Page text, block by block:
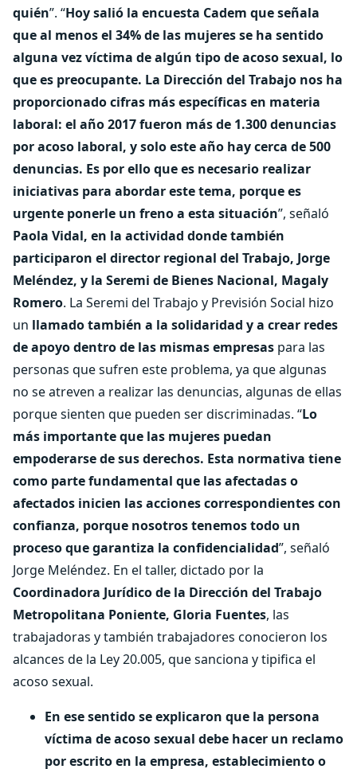
quién”. “Hoy salió la encuesta Cadem que señala
que al menos el 34% de las mujeres se ha sentido
alguna vez víctima de algún tipo de acoso sexual, lo
que es preocupante. La Dirección del Trabajo nos ha
proporcionado cifras más específicas en materia
laboral: el año 2017 fueron más de 1.300 denuncias
por acoso laboral, y solo este año hay cerca de 500
denuncias. Es por ello que es necesario realizar
iniciativas para abordar este tema, porque es
urgente ponerle un freno a esta situación”, señaló
Paola Vidal, en la actividad donde también
participaron el director regional del Trabajo, Jorge
Meléndez, y la Seremi de Bienes Nacional, Magaly
Romero. La Seremi del Trabajo y Previsión Social hizo
un llamado también a la solidaridad y a crear redes
de apoyo dentro de las mismas empresas para las
personas que sufren este problema, ya que algunas
no se atreven a realizar las denuncias, algunas de ellas
porque sienten que pueden ser discriminadas. “Lo
más importante que las mujeres puedan
empoderarse de sus derechos. Esta normativa tiene
como parte fundamental que las afectadas o
afectados inicien las acciones correspondientes con
confianza, porque nosotros tenemos todo un
proceso que garantiza la confidencialidad”, señaló
Jorge Meléndez. En el taller, dictado por la
Coordinadora Jurídico de la Dirección del Trabajo
Metropolitana Poniente, Gloria Fuentes, las
trabajadoras y también trabajadores conocieron los
alcances de la Ley 20.005, que sanciona y tipifica el
acoso sexual.
En ese sentido se explicaron que la persona
víctima de acoso sexual debe hacer un reclamo
por escrito en la empresa, establecimiento o